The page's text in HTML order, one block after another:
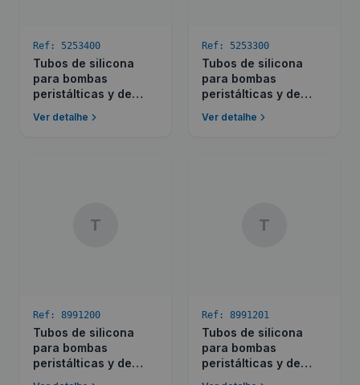
Ref: 5253400
Tubos de silicona
para bombas
peristálticas y de
Ver detalhe
Ref: 5253300
Tubos de silicona
para bombas
peristálticas y de
Ver detalhe
T
Ref: 8991200
Tubos de silicona
para bombas
peristálticas y de
T
Ref: 8991201
Tubos de silicona
para bombas
peristálticas y de